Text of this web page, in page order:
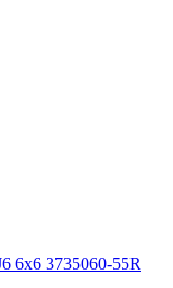
6x6 3735060-55R